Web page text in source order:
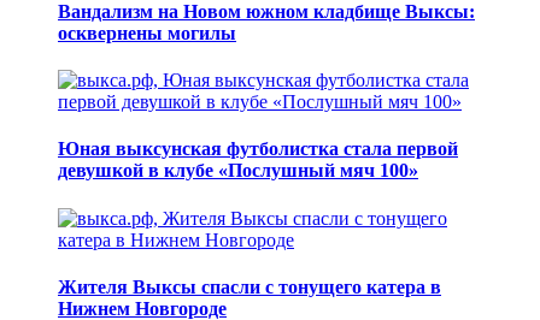
Вандализм на Новом южном кладбище Выксы:
осквернены могилы
Юная выксунская футболистка стала первой
девушкой в клубе «Послушный мяч 100»
Жителя Выксы спасли с тонущего катера в
Нижнем Новгороде